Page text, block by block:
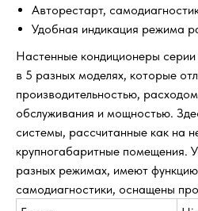
Авторестарт,
Удобная индикация режима
Настенные кондиционеры
в 5 разных моделях, которые
производительностью,
обслуживания и мощностью.
системы, рассчитанные как на
крупногабаритные помещения.
разных режимах, имеют
самодиагностики, оснащены